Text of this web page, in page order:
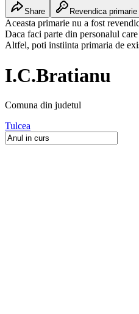
Share Revendica primarie
Aceasta primarie nu a fost
Daca faci parte din personalul
Altfel, poti instiinta primaria de
I.C.Bratianu
Comuna din judetul
Tulcea